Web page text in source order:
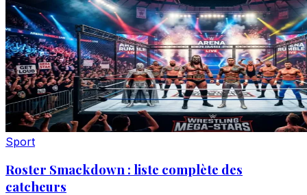
Sport
Roster Smackdown : liste complète des
catcheurs